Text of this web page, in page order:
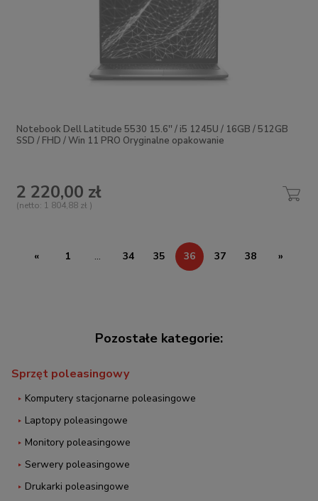
Sprzęt poleasingowy
Komputery stacjonarne poleasingowe
Laptopy poleasingowe
Monitory poleasingowe
Serwery poleasingowe
Drukarki poleasingowe
Notebook Dell Latitude 5530 15.6'' / i5 1245U / 16GB / 512GB
SSD / FHD / Win 11 PRO Oryginalne opakowanie
2 220,00 zł
(netto: 1 804,88 zł )
« 1 ... 34 35 36 37 38 »